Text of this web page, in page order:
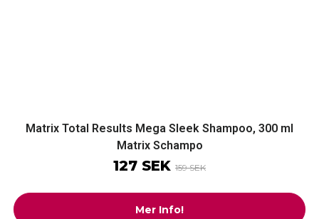
Matrix Total Results Mega Sleek Shampoo, 300 ml
Matrix Schampo
127 SEK 159 SEK
Mer Info!